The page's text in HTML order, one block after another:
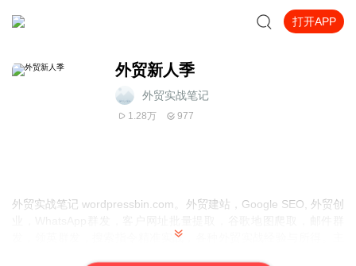
打开APP
外贸新人季
外贸实战笔记
1.28万 977
外贸实战笔记 wordpressbin.com。外贸建站，Google SEO, 外贸创
发，领英群发，搜索指令精准实战，各种外贸实战经验与所得。主